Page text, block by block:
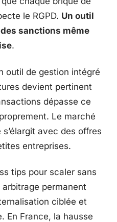
le RGPD. Un outil
sanctions même
.
outil de gestion intégré
devient pertinent
dépasse ce
Le marché
avec des offres
entreprises.
tips pour scaler sans
permanent
ciblée et
En France, la hausse